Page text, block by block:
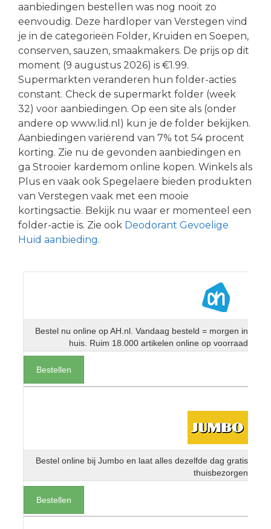
aanbiedingen bestellen was nog nooit zo
eenvoudig. Deze hardloper van Verstegen vind
je in de categorieën Folder, Kruiden en Soepen,
conserven, sauzen, smaakmakers. De prijs op dit
moment (9 augustus 2026) is €1.99.
Supermarkten veranderen hun folder-acties
constant. Check de supermarkt folder (week
32) voor aanbiedingen. Op een site als (onder
andere op www.lid.nl) kun je de folder bekijken.
Aanbiedingen variërend van 7% tot 54 procent
korting. Zie nu de gevonden aanbiedingen en
ga Strooier kardemom online kopen. Winkels als
Plus en vaak ook Spegelaere bieden produkten
van Verstegen vaak met een mooie
kortingsactie. Bekijk nu waar er momenteel een
folder-actie is. Zie ook Deodorant Gevoelige
Huid aanbieding.
Bestel nu online op AH.nl. Vandaag besteld = morgen in
huis. Ruim 18.000 artikelen online op voorraad
Bestellen
Bestel online bij Jumbo en laat alles dezelfde dag gratis
thuisbezorgen
Bestellen